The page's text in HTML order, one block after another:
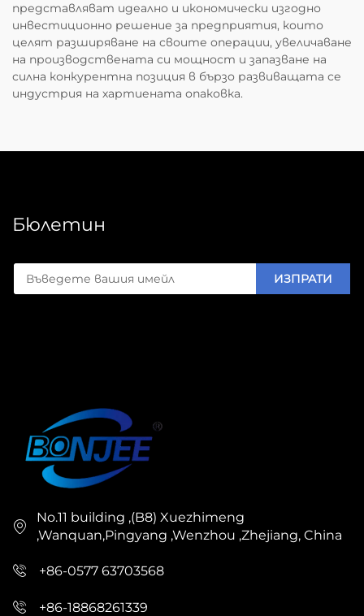
представляват идеално и икономически изгодно
инвестиционно решение за предприятия, които
целят разширяване на своите операции, увеличаване
на производствената си мощност и запазване на
силна конкурентна позиция в бързо развиващата се
индустрия на хартиената опаковка.
Бюлетин
ИЗПРАТИ
No.11 building ,(B8) Xuezhimeng
,Wanquan,Pingyang ,Wenzhou ,Zhejiang, China
+86-0577 63703568
+86-18868261339